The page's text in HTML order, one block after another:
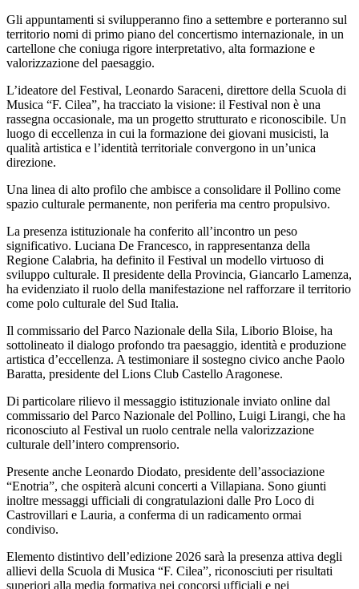
Gli appuntamenti si svilupperanno fino a settembre e porteranno sul
territorio nomi di primo piano del concertismo internazionale, in un
cartellone che coniuga rigore interpretativo, alta formazione e
valorizzazione del paesaggio.
L’ideatore del Festival, Leonardo Saraceni, direttore della Scuola di
Musica “F. Cilea”, ha tracciato la visione: il Festival non è una
rassegna occasionale, ma un progetto strutturato e riconoscibile. Un
luogo di eccellenza in cui la formazione dei giovani musicisti, la
qualità artistica e l’identità territoriale convergono in un’unica
direzione.
Una linea di alto profilo che ambisce a consolidare il Pollino come
spazio culturale permanente, non periferia ma centro propulsivo.
La presenza istituzionale ha conferito all’incontro un peso
significativo. Luciana De Francesco, in rappresentanza della
Regione Calabria, ha definito il Festival un modello virtuoso di
sviluppo culturale. Il presidente della Provincia, Giancarlo Lamenza,
ha evidenziato il ruolo della manifestazione nel rafforzare il territorio
come polo culturale del Sud Italia.
Il commissario del Parco Nazionale della Sila, Liborio Bloise, ha
sottolineato il dialogo profondo tra paesaggio, identità e produzione
artistica d’eccellenza. A testimoniare il sostegno civico anche Paolo
Baratta, presidente del Lions Club Castello Aragonese.
Di particolare rilievo il messaggio istituzionale inviato online dal
commissario del Parco Nazionale del Pollino, Luigi Lirangi, che ha
riconosciuto al Festival un ruolo centrale nella valorizzazione
culturale dell’intero comprensorio.
Presente anche Leonardo Diodato, presidente dell’associazione
“Enotria”, che ospiterà alcuni concerti a Villapiana. Sono giunti
inoltre messaggi ufficiali di congratulazioni dalle Pro Loco di
Castrovillari e Lauria, a conferma di un radicamento ormai
condiviso.
Elemento distintivo dell’edizione 2026 sarà la presenza attiva degli
allievi della Scuola di Musica “F. Cilea”, riconosciuti per risultati
superiori alla media formativa nei concorsi ufficiali e nei